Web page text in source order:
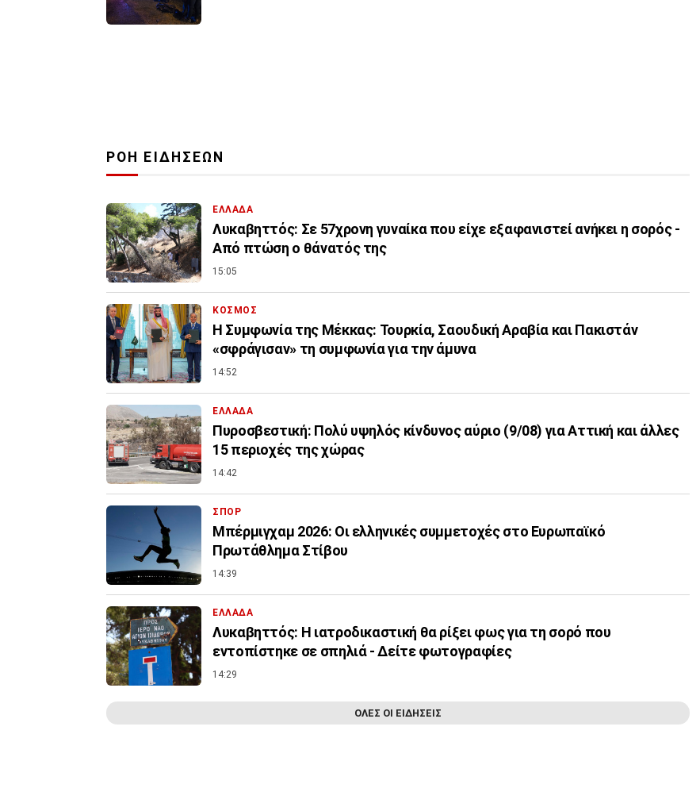
ΡΟΗ ΕΙΔΗΣΕΩΝ
ΕΛΛΑΔΑ
Λυκαβηττός: Σε 57χρονη γυναίκα που είχε εξαφανιστεί ανήκει η σορός -
Από πτώση ο θάνατός της
15:05
ΚΟΣΜΟΣ
Η Συμφωνία της Μέκκας: Τουρκία, Σαουδική Αραβία και Πακιστάν
«σφράγισαν» τη συμφωνία για την άμυνα
14:52
ΕΛΛΑΔΑ
Πυροσβεστική: Πολύ υψηλός κίνδυνος αύριο (9/08) για Αττική και άλλες
15 περιοχές της χώρας
14:42
ΣΠΟΡ
Μπέρμιγχαμ 2026: Οι ελληνικές συμμετοχές στο Ευρωπαϊκό
Πρωτάθλημα Στίβου
14:39
ΕΛΛΑΔΑ
Λυκαβηττός: Η ιατροδικαστική θα ρίξει φως για τη σορό που
εντοπίστηκε σε σπηλιά - Δείτε φωτογραφίες
14:29
ΟΛΕΣ ΟΙ ΕΙΔΗΣΕΙΣ